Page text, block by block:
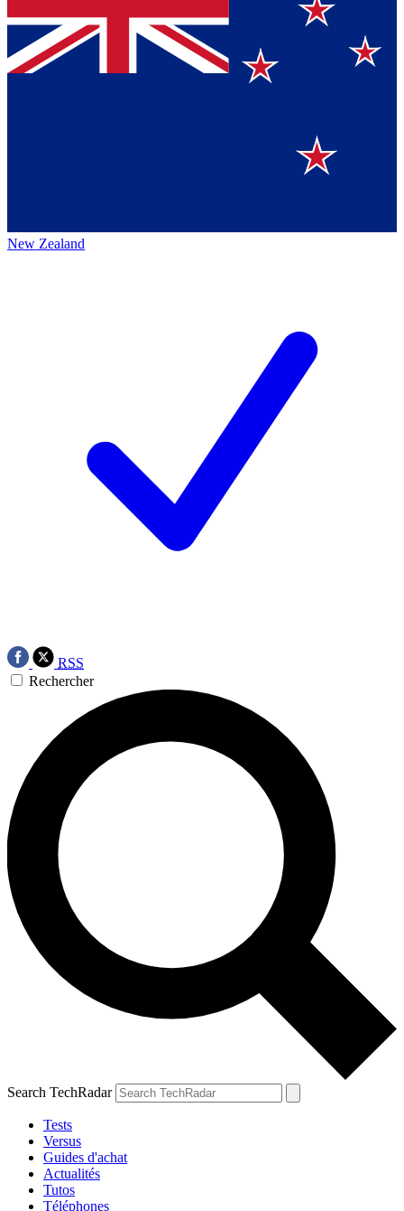
New Zealand
RSS
Rechercher
Search TechRadar
Tests
Versus
Guides d'achat
Actualités
Tutos
Téléphones